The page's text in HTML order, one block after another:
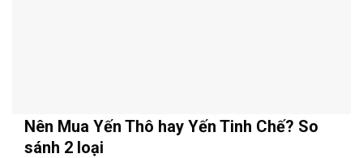
Nên Mua Yến Thô hay Yến Tinh Chế? So
sánh 2 loại